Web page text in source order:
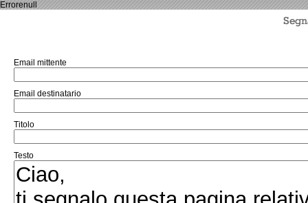
Errorenull
Email mittente
Email destinatario
Titolo
Testo